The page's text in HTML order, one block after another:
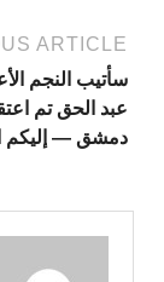
ARTICLE
سأتيب النجم
عبد الحق تم
دمشق — إليكم